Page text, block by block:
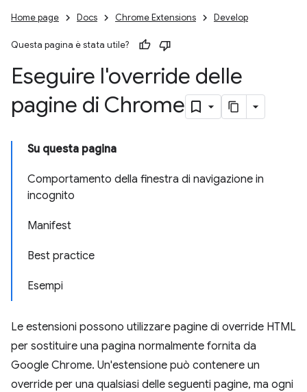
Home page Docs Chrome Extensions Develop
Questa pagina è stata utile?
Eseguire l'override delle
pagine di Chrome
Su questa pagina
Comportamento della finestra di navigazione in
incognito
Manifest
Best practice
Esempi
Le estensioni possono utilizzare pagine di override HTML
per sostituire una pagina normalmente fornita da
Google Chrome. Un'estensione può contenere un
override per una qualsiasi delle seguenti pagine, ma ogni